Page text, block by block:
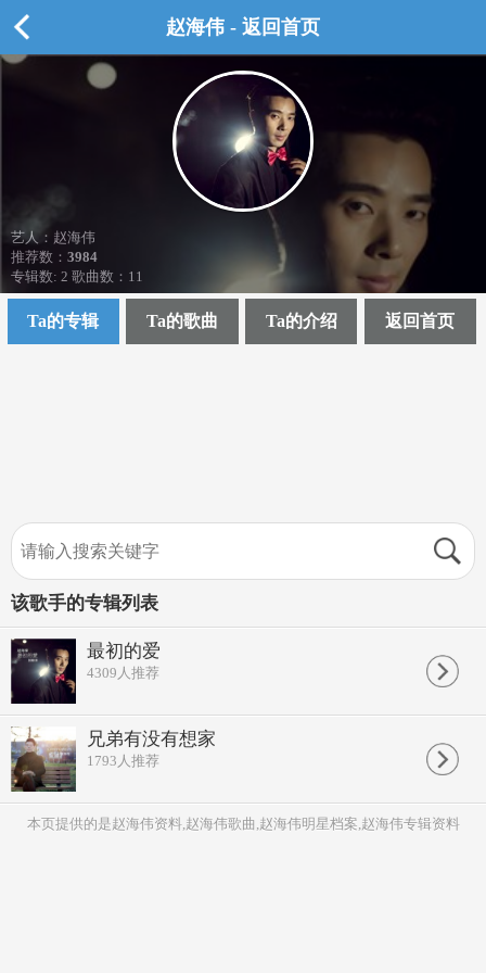
赵海伟 - 返回首页
艺人：赵海伟
推荐数： 3984
专辑数: 2 歌曲数：11
Ta的专辑 Ta的歌曲 Ta的介绍 返回首页
该歌手的专辑列表
最初的爱
4309 人推荐
兄弟有没有想家
1793 人推荐
本页提供的是赵海伟资料,赵海伟歌曲,赵海伟明星档案,赵海伟专辑资料